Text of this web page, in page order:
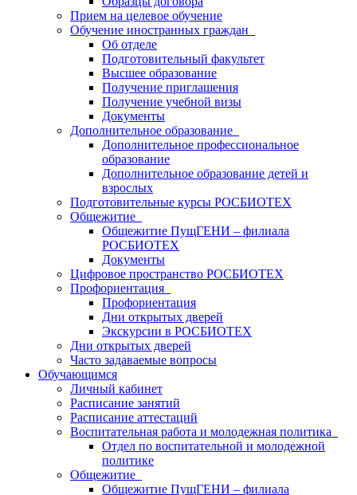
Прием на целевое обучение
Обучение иностранных граждан
Об отделе
Подготовительный факультет
Высшее образование
Получение приглашения
Получение учебной визы
Документы
Дополнительное образование
Дополнительное профессиональное
образование
Дополнительное образование детей и
взрослых
Подготовительные курсы РОСБИОТЕХ
Общежитие
Общежитие ПущГЕНИ – филиала
РОСБИОТЕХ
Документы
Цифровое пространство РОСБИОТЕХ
Профориентация
Профориентация
Дни открытых дверей
Экскурсии в РОСБИОТЕХ
Дни открытых дверей
Часто задаваемые вопросы
Обучающимся
Личный кабинет
Расписание занятий
Расписание аттестаций
Воспитательная работа и молодежная политика
Отдел по воспитательной и молодежной
политике
Общежитие
Общежитие ПущГЕНИ – филиала